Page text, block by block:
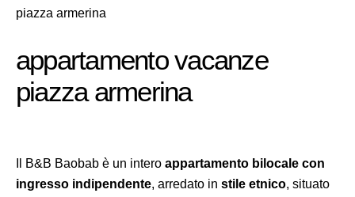
piazza armerina
appartamento vacanze
piazza armerina
Il B&B Baobab è un intero appartamento bilocale con
ingresso indipendente, arredato in stile etnico, situato